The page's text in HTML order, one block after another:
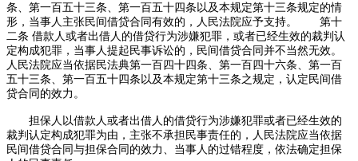
条、第一百五十三条、第一百五十四条以及本规定第十三条规定的情
形，当事人主张民间借贷合同有效的，人民法院应予支持。 第十
二条 借款人或者出借人的借贷行为涉嫌犯罪，或者已经生效的裁判认
定构成犯罪，当事人提起民事诉讼的，民间借贷合同并不当然无效。
人民法院应当依据民法典第一百四十四条、第一百四十六条、第一百
五十三条、第一百五十四条以及本规定第十三条之规定，认定民间借
贷合同的效力。
担保人以借款人或者出借人的借贷行为涉嫌犯罪或者已经生效的
裁判认定构成犯罪为由，主张不承担民事责任的，人民法院应当依据
民间借贷合同与担保合同的效力、当事人的过错程度，依法确定担保